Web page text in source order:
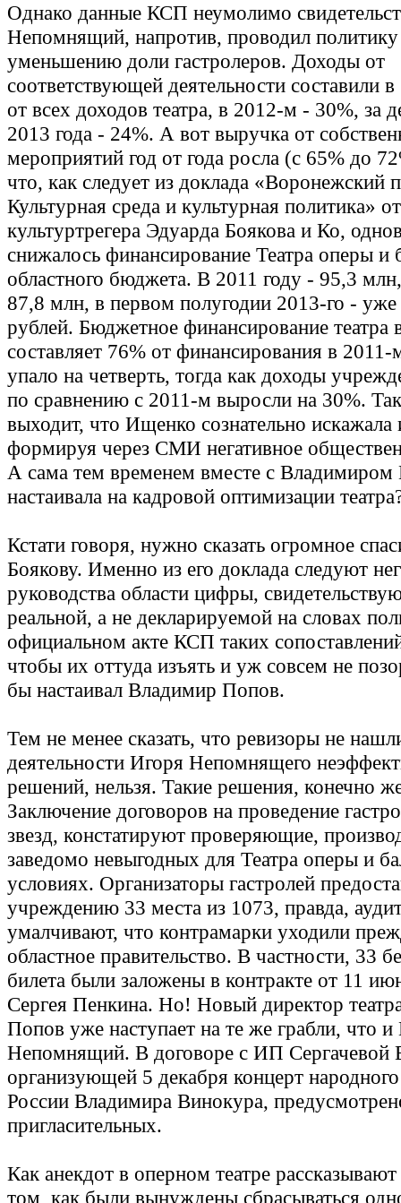
Однако данные КСП неумолимо
Непомнящий, напротив, проводил
уменьшению доли гастролеров. Доходы от
соответствующей деятельности составили
от всех доходов театра, в 2012-м - 30%, за
2013 года - 24%. А вот выручка от
мероприятий год от года росла (с 65% до
что, как следует из доклада «Воронежский
Культурная среда и культурная политика» от
культуртрегера Эдуарда Боякова и Ко,
снижалось финансирование Театра оперы и
областного бюджета. В 2011 году - 95,3
87,8 млн, в первом полугодии 2013-го -
рублей. Бюджетное финансирование театра
составляет 76% от финансирования в 2011-
упало на четверть, тогда как доходы
по сравнению с 2011-м выросли на 30%.
выходит, что Ищенко сознательно
формируя через СМИ негативное
А сама тем временем вместе с
настаивала на кадровой оптимизации
Кстати говоря, нужно сказать огромное
Боякову. Именно из его доклада следуют
руководства области цифры,
реальной, а не декларируемой на словах
официальном акте КСП таких
чтобы их оттуда изъять и уж совсем не
бы настаивал Владимир Попов.
Тем не менее сказать, что ревизоры не
деятельности Игоря Непомнящего
решений, нельзя. Такие решения, конечно
Заключение договоров на проведение
звезд, констатируют проверяющие,
заведомо невыгодных для Театра оперы и
условиях. Организаторы гастролей
учреждению 33 места из 1073, правда,
умалчивают, что контрамарки уходили
областное правительство. В частности, 33
билета были заложены в контракте от 11
Сергея Пенкина. Но! Новый директор
Попов уже наступает на те же грабли, что и
Непомнящий. В договоре с ИП Сергачевой
организующей 5 декабря концерт народного
России Владимира Винокура,
пригласительных.
Как анекдот в оперном театре
том, как были вынуждены сбрасываться